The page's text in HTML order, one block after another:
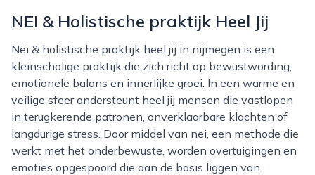
NEI & Holistische praktijk Heel Jij
Nei & holistische praktijk heel jij in nijmegen is een
kleinschalige praktijk die zich richt op bewustwording,
emotionele balans en innerlijke groei. In een warme en
veilige sfeer ondersteunt heel jij mensen die vastlopen
in terugkerende patronen, onverklaarbare klachten of
langdurige stress. Door middel van nei, een methode die
werkt met het onderbewuste, worden overtuigingen en
emoties opgespoord die aan de basis liggen van